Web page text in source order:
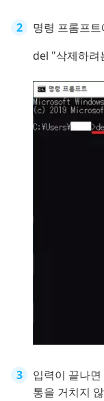
명령 프롬프
del "삭제하려
입력이 끝나
통을 거치지